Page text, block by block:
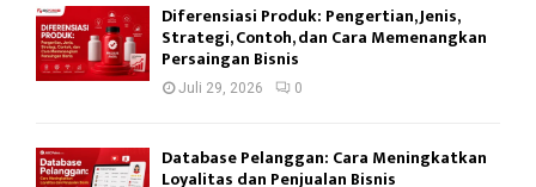
Diferensiasi Produk: Pengertian, Jenis,
Strategi, Contoh, dan Cara Memenangkan
Persaingan Bisnis
Juli 29, 2026 0
Database Pelanggan: Cara Meningkatkan
Loyalitas dan Penjualan Bisnis